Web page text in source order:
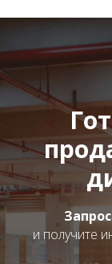
и получите